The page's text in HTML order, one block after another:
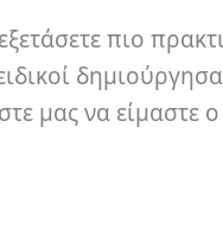
πιο
μας να είμαστε ο